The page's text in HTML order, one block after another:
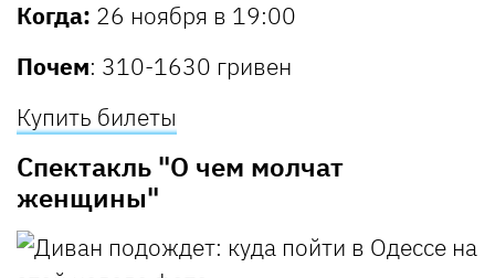
Когда: 26 ноября в 19:00
Почем: 310-1630 гривен
Купить билеты
Спектакль "О чем молчат
женщины"